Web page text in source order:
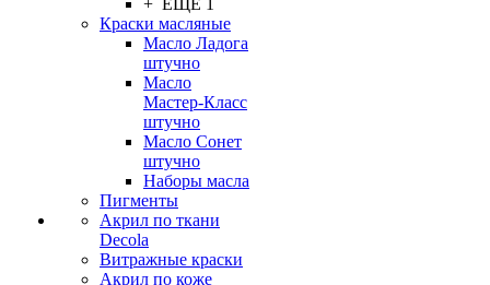
+ ЕЩЕ 1
Краски масляные
Масло Ладога
штучно
Масло
Мастер-Класс
штучно
Масло Сонет
штучно
Наборы масла
Пигменты
Акрил по ткани
Decola
Витражные краски
Акрил по коже